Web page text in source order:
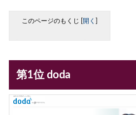
このページのもくじ 開く
第1位 doda